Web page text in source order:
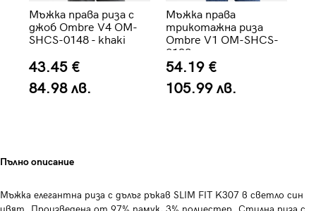
Мъжка права риза с
джоб Ombre V4 OM-
SHCS-0148 - khaki
43.45 €
84.98 лв.
Мъжка права
трикотажна риза
Ombre V1 OM-SHCS-
0138 - синя
54.19 €
105.99 лв.
Пълно описание
Мъжка елегантна риза с дълъг ръкав SLIM FIT K307 в светло син